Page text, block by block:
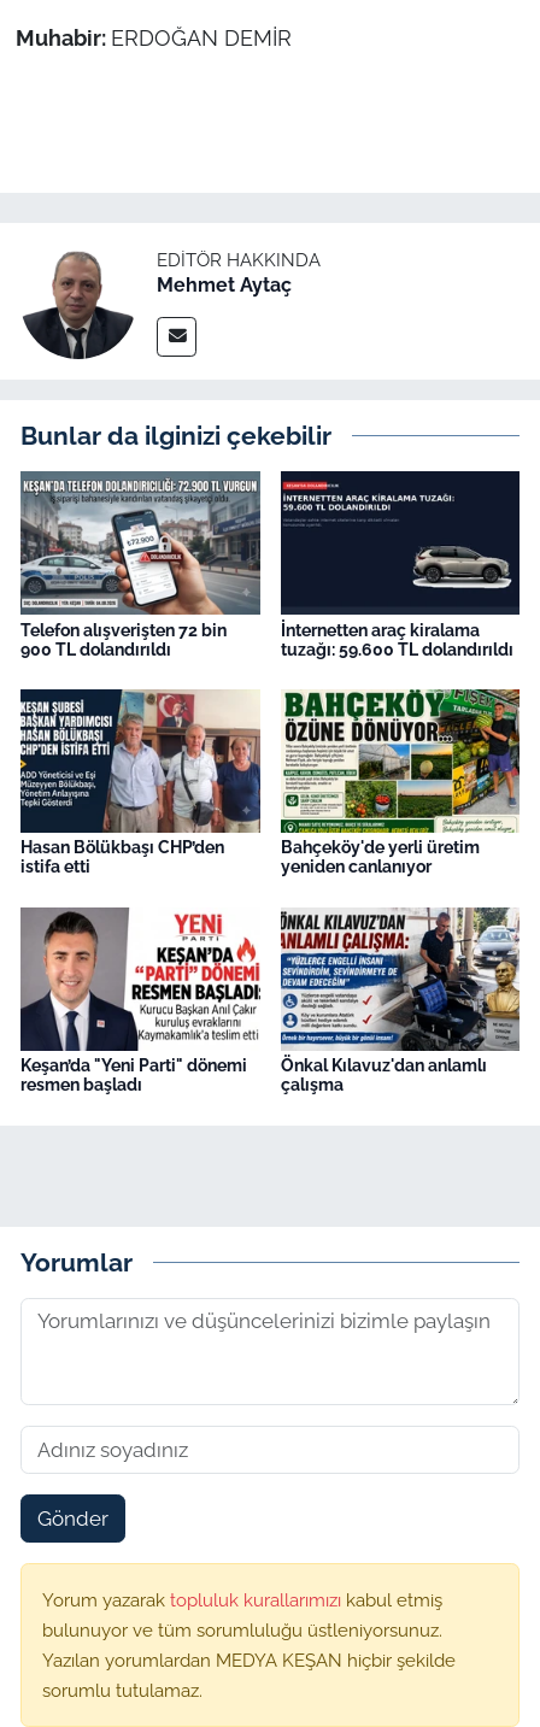
Muhabir: ERDOĞAN DEMİR
EDITÖR HAKKINDA
Mehmet Aytaç
Bunlar da ilginizi çekebilir
Telefon alışverişten 72 bin
900 TL dolandırıldı
İnternetten araç kiralama
tuzağı: 59.600 TL dolandırıldı
Hasan Bölükbaşı CHP’den
istifa etti
Bahçeköy'de yerli üretim
yeniden canlanıyor
Keşan’da "Yeni Parti" dönemi
resmen başladı
Önkal Kılavuz'dan anlamlı
çalışma
Yorumlar
Gönder
Yorum yazarak topluluk kurallarımızı kabul etmiş
bulunuyor ve tüm sorumluluğu üstleniyorsunuz.
Yazılan yorumlardan MEDYA KEŞAN hiçbir şekilde
sorumlu tutulamaz.